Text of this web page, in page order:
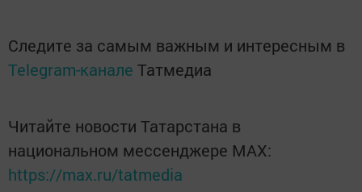
Следите за самым важным и интересным в
Telegram-канале Татмедиа
Читайте новости Татарстана в
национальном мессенджере MАХ:
https://max.ru/tatmedia